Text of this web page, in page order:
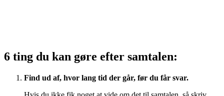
6 ting du kan gøre efter samtalen:
Find ud af, hvor lang tid der går, før du får svar.